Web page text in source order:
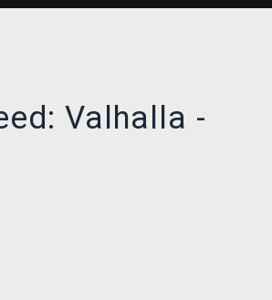
Valhalla -